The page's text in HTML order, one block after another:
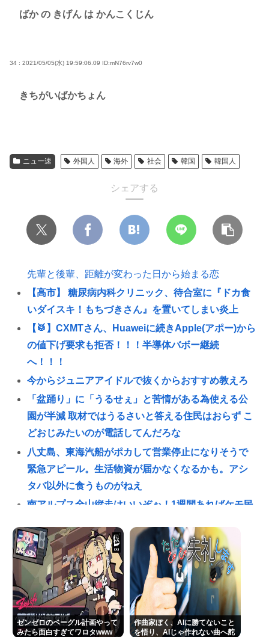
ばか の きげん は かんこくじん
34 : 2021/05/05(水) 19:59:06.09 ID:mN76rv7w0
きちがいばかちょん
ニュー速 外国人 海外 社会 韓国 韓国人
シェアする
先輩と後輩、距離が変わった日から始まる恋
【高市】 糖尿病内科クリニック、待合室に『ドカ食
いダイスキ！もちづきさん』を置いてしまい炎上
【🥁】CXMTさん、Huaweiに続きApple(アポー)から
の値下げ要求も拒否！！！半導体バボー継続
へ！！！
今からジュニアアイドルで抜くからおすすめ教えろ
「盆踊り」に「うるせぇ」と苦情がある為使える公
園が半減 取材ではうるさいと答える住民はおらず こ
どおじみたいのが電話してんだろな
八丈島、東海汽船がポカして営業停止になりそうで
緊急アピール。生活物資が届かなくなるかも。アシ
タバ以外に食うものがねえ
南アルプス全山縦走はいいぞぉ！1週間あればケモ民
青春18きっぷで旅してみたかった人生🚞
ビニコンの店員がいらっしゃいませー！言わないか
ら本社にクレームいれてやりましたよ！www
【動画】電車のドア前に居座るチー牛、どつかれる
「なぜ性行為の許諾をとらなかったんですか？」 ジ
ャンポケ斉藤「なぜとる必要があるんです？！」
ゼンゼロのベーグル計画やって
みたら面白すぎてワロタwww
作曲家ぼく、AIに勝てないこと
を悟り、AIじゃ作れない曲へ舵